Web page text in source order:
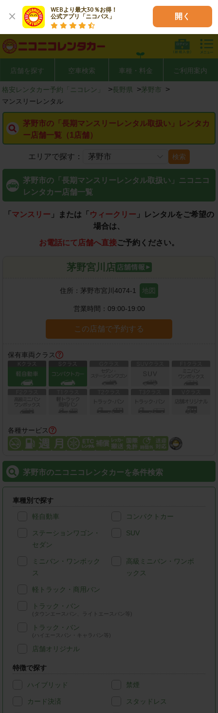
WEBより最大30％お得！
公式アプリ「ニコパス」
開く
店舗を探す 空車検索 車種・料金 ご利用案内
格安レンタカー予約「ニコレン」 >長野県 >茅野市 >
マンスリーレンタル
茅野市の「長期マンスリーレンタル取扱い」レンタカ
ー店舗一覧（1店舗）
エリアで探す： 検索
茅野市の「長期マンスリーレンタル取扱い」ニコニコ
レンタカー店舗一覧
「 マンスリー 」または「 ウィークリー 」レンタルをご希望の
場合は、
お電話にて店舗へ直接ご予約ください。
茅野宮川店
住所： 茅野市宮川4074-1 地図
営業時間： 09:00-19:00
この店舗で予約する
保有車両クラス
各種サービス
茅野市のニコニコレンタカーを条件検索
車種別で探す
軽自動車 コンパクトカー
ステーションワゴン・
セダン
SUV
ミニバン・ワンボック
ス
高級ミニバン・ワンボ
ックス
軽トラック・商用バン
トラック・バン
(タウンエースバン、ライトエースバン等)
トラック・バン
(ハイエースバン・キャラバン等)
店舗オリジナル
特徴で探す
ハイブリッド 禁煙
カード決済 スタッドレス